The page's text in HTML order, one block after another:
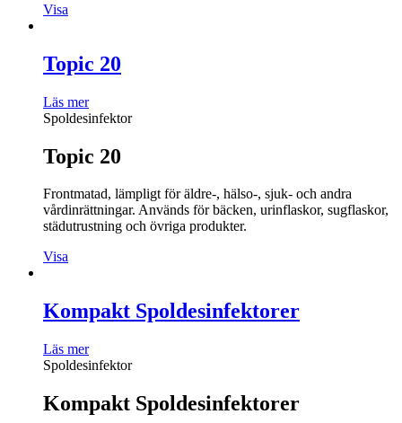
Visa
Topic 20
Läs mer
Spoldesinfektor
Topic 20
Frontmatad, lämpligt för äldre-, hälso-, sjuk- och andra
vårdinrättningar. Används för bäcken, urinflaskor, sugflaskor,
städutrustning och övriga produkter.
Visa
Kompakt Spoldesinfektorer
Läs mer
Spoldesinfektor
Kompakt Spoldesinfektorer